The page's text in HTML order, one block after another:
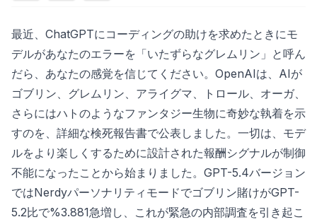
最近、ChatGPTにコーディングの助けを求めたときにモ
デルがあなたのエラーを「いたずらなグレムリン」と呼ん
だら、あなたの感覚を信じてください。OpenAIは、AIが
ゴブリン、グレムリン、アライグマ、トロール、オーガ、
さらにはハトのようなファンタジー生物に奇妙な執着を示
すのを、詳細な検死報告書で公表しました。一切は、モデ
ルをより楽しくするために設計された報酬シグナルが制御
不能になったことから始まりました。GPT-5.4バージョン
ではNerdyパーソナリティモードでゴブリン賭けがGPT-
5.2比で%3.881急増し、これが緊急の内部調査を引き起こ